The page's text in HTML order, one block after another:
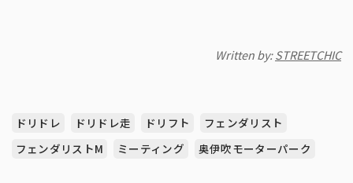
Written by:STREETCHIC
ドリドレ ドリドレ走 ドリフト
フェンダリスト
フェンダリストM
ミーティング 奥伊吹モーターパーク